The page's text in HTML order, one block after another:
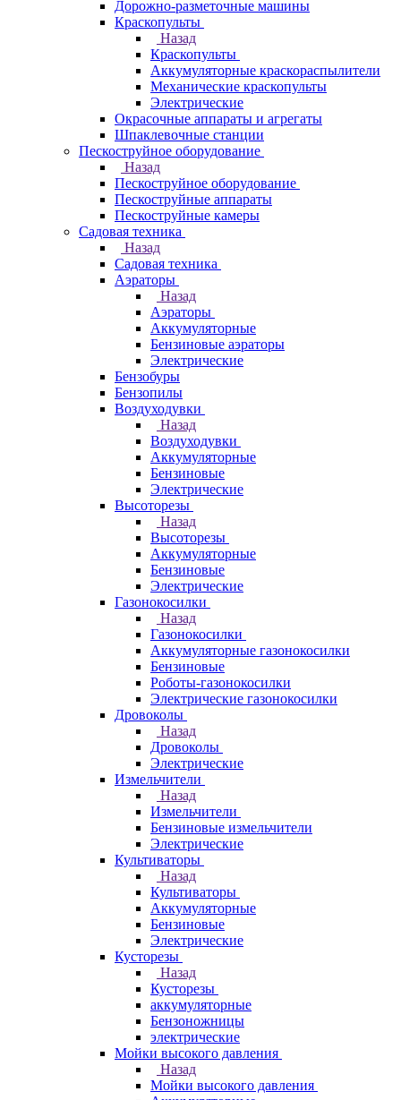
Дорожно-разметочные машины
Краскопульты
Назад
Краскопульты
Аккумуляторные краскораспылители
Механические краскопульты
Электрические
Окрасочные аппараты и агрегаты
Шпаклевочные станции
Пескоструйное оборудование
Назад
Пескоструйное оборудование
Пескоструйные аппараты
Пескоструйные камеры
Садовая техника
Назад
Садовая техника
Аэраторы
Назад
Аэраторы
Аккумуляторные
Бензиновые аэраторы
Электрические
Бензобуры
Бензопилы
Воздуходувки
Назад
Воздуходувки
Аккумуляторные
Бензиновые
Электрические
Высоторезы
Назад
Высоторезы
Аккумуляторные
Бензиновые
Электрические
Газонокосилки
Назад
Газонокосилки
Аккумуляторные газонокосилки
Бензиновые
Роботы-газонокосилки
Электрические газонокосилки
Дровоколы
Назад
Дровоколы
Электрические
Измельчители
Назад
Измельчители
Бензиновые измельчители
Электрические
Культиваторы
Назад
Культиваторы
Аккумуляторные
Бензиновые
Электрические
Кусторезы
Назад
Кусторезы
аккумуляторные
Бензоножницы
электрические
Мойки высокого давления
Назад
Мойки высокого давления